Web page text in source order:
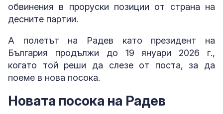
обвинения в проруски позиции от страна на
десните партии.
А полетът на Радев като президент на
България продължи до 19 януари 2026 г.,
когато той реши да слезе от поста, за да
поеме в нова посока.
Новата посока на Радев